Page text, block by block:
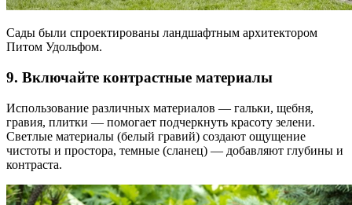
Сады были спроектированы ландшафтным архитектором
Питом Удольфом.
9. Включайте контрастные материалы
Использование различных материалов — гальки, щебня,
гравия, плитки — помогает подчеркнуть красоту зелени.
Светлые материалы (белый гравий) создают ощущение
чистоты и простора, темные (сланец) — добавляют глубины и
контраста.